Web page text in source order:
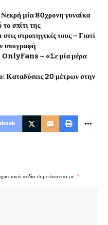
μία 80χρονη γυναίκα
σπίτι της
στρατηγικές τους – Γιατί
υπογραφή
OnlyFans – «Σε μία μέρα
Καταδύσεις 20 μέτρων στην
πεδία σημειώνονται με *